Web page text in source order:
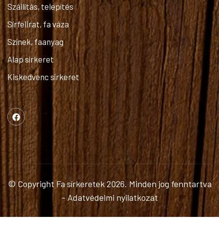
Szállítás, telepítés
Sírfelirat, fa váza
Színek, faanyag
Alap sírkeret
Kiskedvenc sírkeret
© CopyrightFa sírkeretek2026. Minden jog fenntartva
- Adatvédelmi nyilatkozat